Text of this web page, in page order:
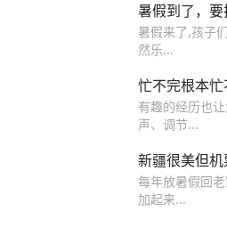
暑假到了，
暑假来了,孩子
然乐...
忙不完根本忙
有趣的经历也
声、调节...
新疆很美但
每年放暑假回
加起来...